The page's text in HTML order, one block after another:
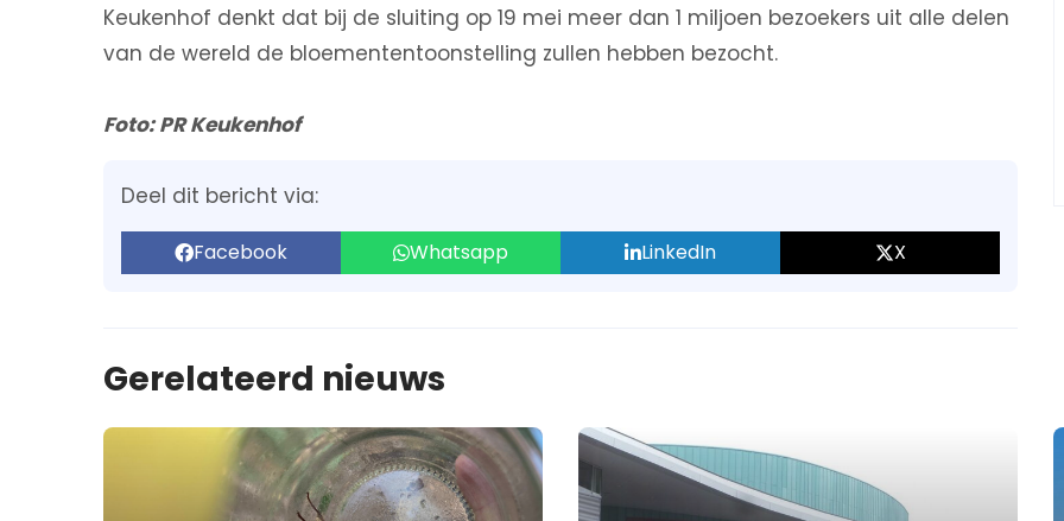
Keukenhof denkt dat bij de sluiting op 19 mei meer dan 1 miljoen bezoekers uit alle delen
van de wereld de bloemententoonstelling zullen hebben bezocht.
Foto: PR Keukenhof
Deel dit bericht via:
Facebook Whatsapp LinkedIn X
Gerelateerd nieuws